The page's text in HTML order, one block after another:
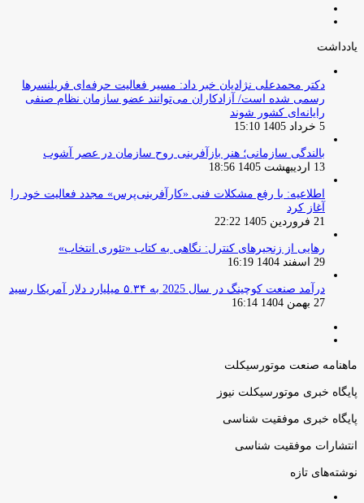
یادداشت
دکتر محمدعلی نژادیان خبر داد: مسیر فعالیت حرفه‌ای فریلنسرها
رسمی شده است/ آزادکاران می‌توانند عضو سازمان نظام صنفی
رایانه‌ای کشور شوند
5 خرداد 1405 15:10
بالندگی سازمانی؛ هنر بازآفرینی روح سازمان در عصر آشوب
13 اردیبهشت 1405 18:56
اطلاعیه: با رفع مشکلات فنی «کارآفرینی‌پرس» مجدد فعالیت خود را
آغاز کرد
21 فروردین 1405 22:22
رهایی از زنجیرهای کنترل: نگاهی به کتاب «تئوری انتخاب»
29 اسفند 1404 16:19
درآمد صنعت کوچینگ در سال 2025 به ۵.۳۴ میلیارد دلار آمریکا رسید
27 بهمن 1404 16:14
ماهنامه صنعت موتورسیکلت
پایگاه خبری موتورسیکلت نیوز
پایگاه خبری موفقیت شناسی
انتشارات موفقیت شناسی
نوشته‌های تازه